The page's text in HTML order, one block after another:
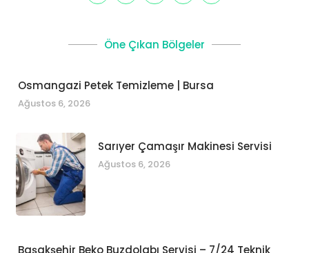
Öne Çıkan Bölgeler
Osmangazi Petek Temizleme | Bursa
Ağustos 6, 2026
Sarıyer Çamaşır Makinesi Servisi
Ağustos 6, 2026